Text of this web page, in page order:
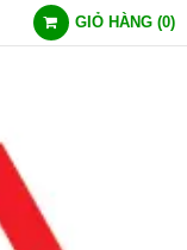
GIỎ HÀNG (0)